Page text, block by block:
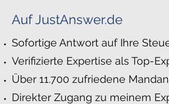
Auf JustAnswer.de
Sofortige Antwort auf Ihre
Verifizierte Expertise als Top-
Über 11.700 zufriedene
Direkter Zugang zu meinem